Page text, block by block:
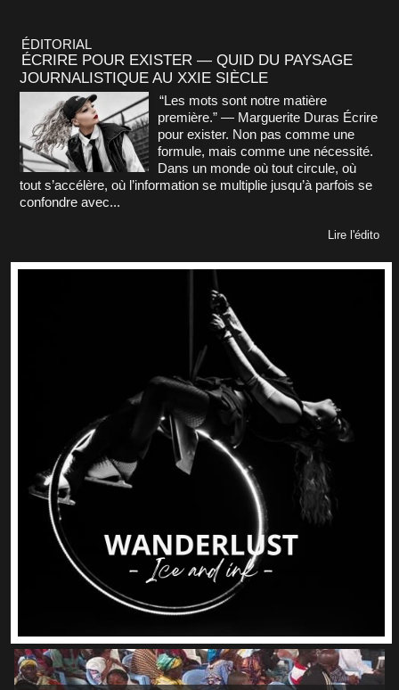
ÉDITORIAL
ÉCRIRE POUR EXISTER — QUID DU PAYSAGE
JOURNALISTIQUE AU XXIE SIÈCLE
“Les mots sont notre matière
première.” — Marguerite Duras Écrire
pour exister. Non pas comme une
formule, mais comme une nécessité.
Dans un monde où tout circule, où
tout s’accélère, où l’information se multiplie jusqu’à parfois se
confondre avec...
Lire l'édito